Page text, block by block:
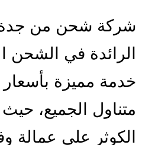
شركة شحن من جدة
الرائدة في الشحن
خدمة مميزة
متناول الجميع،
الكوثر على عمالة